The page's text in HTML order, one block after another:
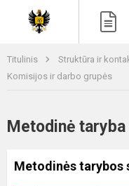
Titulinis
Struktūra ir
Komisijos ir darbo grupės
Metodinė
Metodinės tarybos